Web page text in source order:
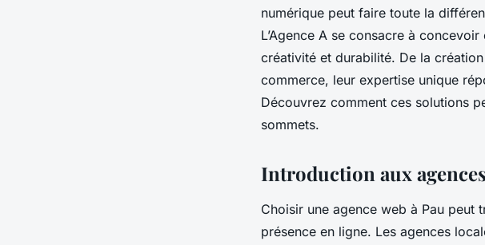
numérique peut faire toute la
L’Agence A se consacre à
créativité et durabilité. De la
commerce, leur expertise unique
Découvrez comment ces solutions
sommets.
Introduction aux
Choisir une agence web à Pau
présence en ligne. Les agences